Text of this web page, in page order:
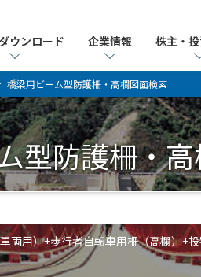
ウンロード 企業情報 株主・
ウンロード 企業情報 株主・
橋梁用ビーム型防護柵・高欄図面検索
型防護柵・
両用）+歩行者自転車用柵（高欄）+